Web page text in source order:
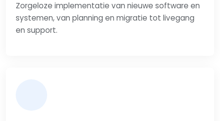
Zorgeloze implementatie van nieuwe software en
systemen, van planning en migratie tot livegang
en support.